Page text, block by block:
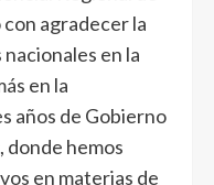
agradecer la
en la
en la
años de Gobierno
donde hemos
en materias de